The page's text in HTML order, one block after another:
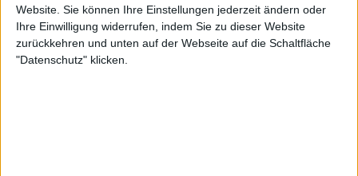
Website. Sie können Ihre Einstellungen jederzeit ändern oder
Ihre Einwilligung widerrufen, indem Sie zu dieser Website
zurückkehren und unten auf der Webseite auf die Schaltfläche
"Datenschutz" klicken.